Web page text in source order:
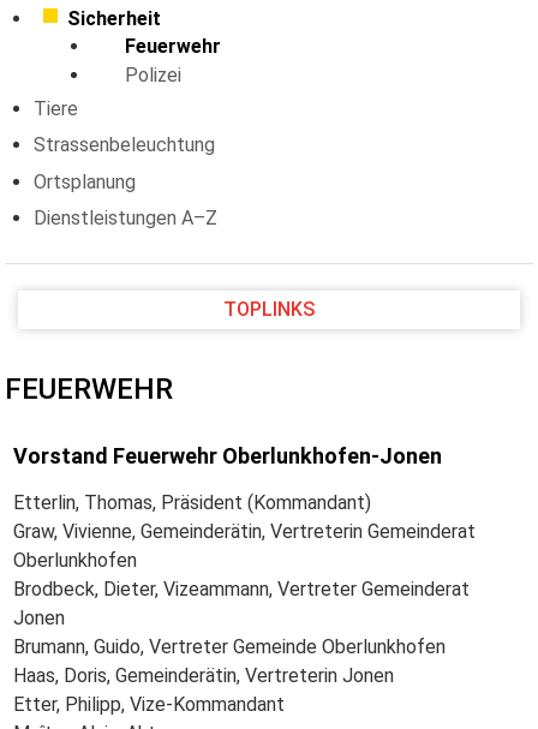
Sicherheit
Feuerwehr
Polizei
Tiere
Strassenbeleuchtung
Ortsplanung
Dienstleistungen A–Z
TOPLINKS
FEUERWEHR
Vorstand Feuerwehr Oberlunkhofen-Jonen
Etterlin, Thomas, Präsident (Kommandant)
Graw, Vivienne, Gemeinderätin, Vertreterin Gemeinderat
Oberlunkhofen
Brodbeck, Dieter, Vizeammann, Vertreter Gemeinderat
Jonen
Brumann, Guido, Vertreter Gemeinde Oberlunkhofen
Haas, Doris, Gemeinderätin, Vertreterin Jonen
Etter, Philipp, Vize-Kommandant